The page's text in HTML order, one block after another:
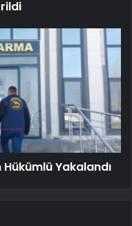
Yakalandı